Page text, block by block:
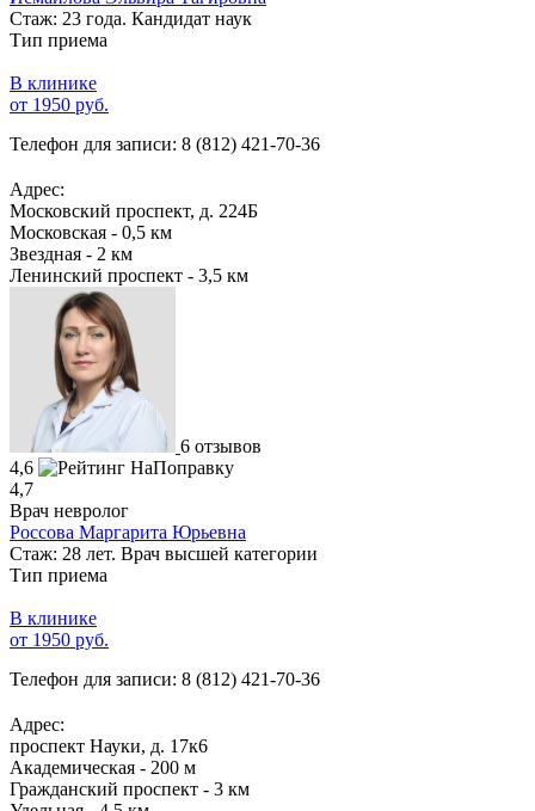
Стаж: 23 года. Кандидат наук
Тип приема
В клинике
от 1950 руб.
Телефон для записи: 8 (812) 421-70-36
Адрес:
Московский проспект, д. 224Б
Московская - 0,5 км
Звездная - 2 км
Ленинский проспект - 3,5 км
6 отзывов
4,6
4,7
Врач невролог
Россова Маргарита Юрьевна
Стаж: 28 лет. Врач высшей категории
Тип приема
В клинике
от 1950 руб.
Телефон для записи: 8 (812) 421-70-36
Адрес:
проспект Науки, д. 17к6
Академическая - 200 м
Гражданский проспект - 3 км